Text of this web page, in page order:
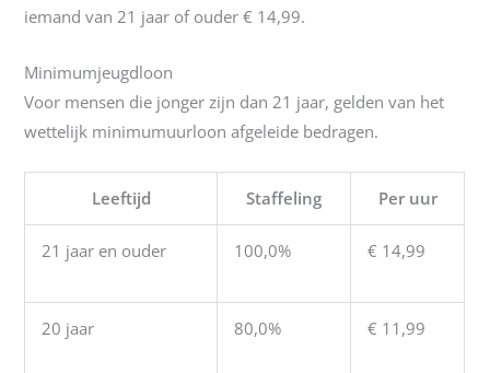
iemand van 21 jaar of ouder € 14,99.
Minimumjeugdloon
Voor mensen die jonger zijn dan 21 jaar, gelden van het
wettelijk minimumuurloon afgeleide bedragen.
Leeftijd Staffeling Per uur
21 jaar en ouder 100,0% € 14,99
20 jaar 80,0% € 11,99